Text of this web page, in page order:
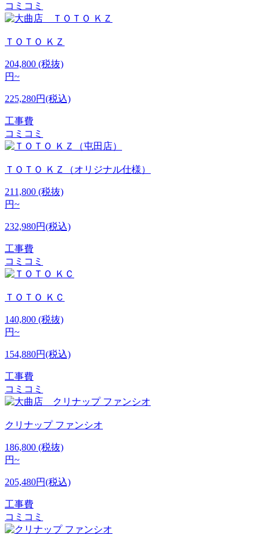
コミコミ
ＴＯＴＯ ＫＺ
204,800 (税抜)
円~
225,280円(税込)
工事費
コミコミ
ＴＯＴＯ ＫＺ（オリジナル仕様）
211,800 (税抜)
円~
232,980円(税込)
工事費
コミコミ
ＴＯＴＯ ＫＣ
140,800 (税抜)
円~
154,880円(税込)
工事費
コミコミ
クリナップ ファンシオ
186,800 (税抜)
円~
205,480円(税込)
工事費
コミコミ